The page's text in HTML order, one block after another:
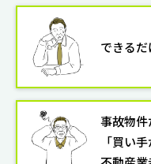
できる
事故物件
「買い